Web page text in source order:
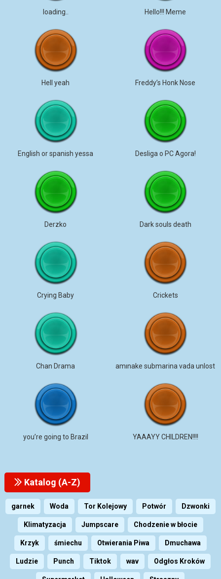
loading.. Hello!!! Meme
Hell yeah Freddy’s Honk Nose
English or spanish yessa Desliga o PC Agora!
Derzko Dark souls death
Crying Baby Crickets
Chan Drama amınake submarina vada unlost
you’re going to Brazil YAAAYY CHILDREN!!!!
Katalog (A-Z)
garnek Woda Tor Kolejowy Potwór Dzwonki
Klimatyzacja Jumpscare Chodzenie w błocie
Krzyk śmiechu Otwierania Piwa Dmuchawa
Ludzie Punch Tiktok wav Odgłos Kroków